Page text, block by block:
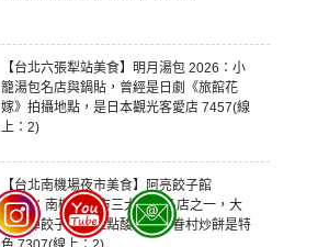
【台北六張犁站美食】明月湯包 2026：小
籠湯包名店與鍋貼，曾經是日劇《旅館花
嫁》拍攝地點，是日本觀光客愛店 7457(線
上：2)
【台北南機場夜市美食】阿亮餃子館
2026：南機場夜市三大水餃名店之一，大
顆厚彈餃子還有正點酸辣湯，眷村炒餅是特